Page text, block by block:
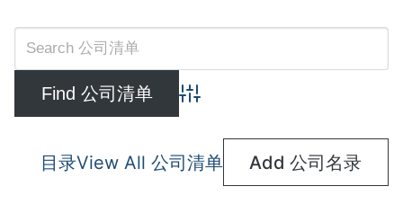
Advanced Search
目录View All 公司清单 Add 公司名录